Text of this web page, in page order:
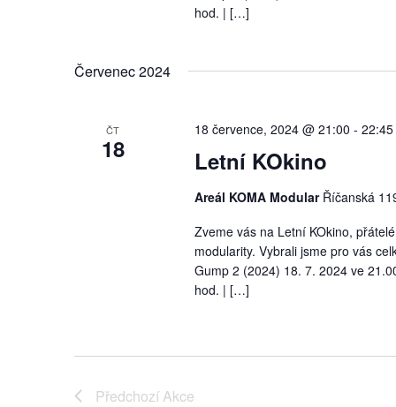
hod. | […]
Červenec 2024
ČT
18 Letní KOkino
18 července, 2024 @ 21:00 - 22:45
Areál KOMA Modular Říčanská
Zveme vás na Letní KOkino,
modularity. Vybrali jsme pro vás
Gump 2 (2024) 18. 7. 2024 ve
hod. | […]
PředchozíAkce